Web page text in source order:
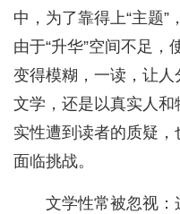
中，为了靠得上“主题”
由于“升华”空间不足，
变得模糊，一读，让
文学，还是以真实人
实性遭到读者的质疑
面临挑战。
文学性常被忽视